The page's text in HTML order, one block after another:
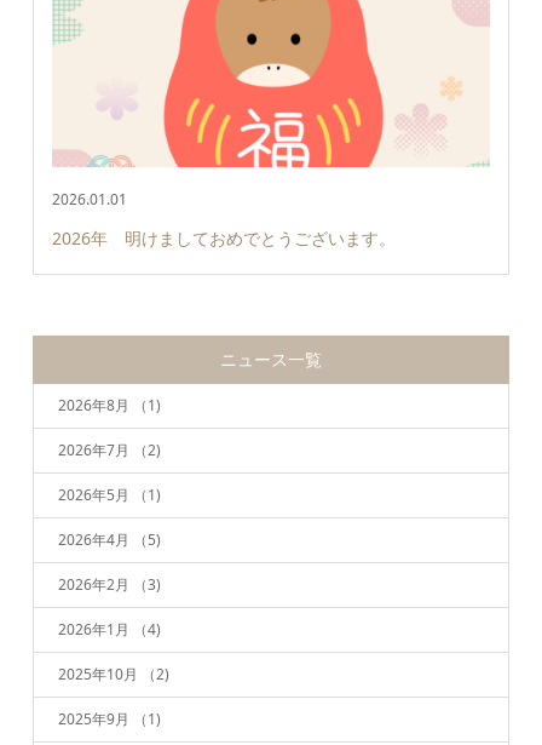
2026.01.01
2026年 明けましておめでとうございます。
ニュース一覧
2026年8月 （1)
2026年7月 （2)
2026年5月 （1)
2026年4月 （5)
2026年2月 （3)
2026年1月 （4)
2025年10月 （2)
2025年9月 （1)